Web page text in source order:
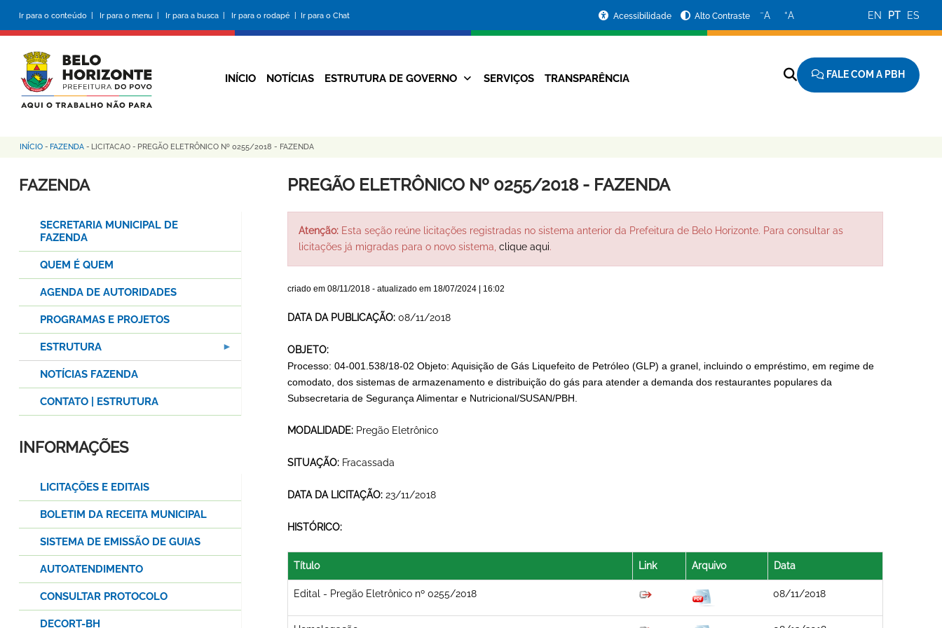
conteúdo
principal
Ir para o conteúdo | Ir para o menu | Ir para a busca | Ir para o rodapé | Ir para o Chat
da
Prefeitura
Acessibilidade Alto Contraste −A +A EN PT ES
Navegação
INÍCIO NOTÍCIAS ESTRUTURA DE GOVERNO SERVIÇOS TRANSPARÊNCIA FALE COM A PBH
Trilha
de
INÍCIO - FAZENDA - LICITACAO - PREGÃO ELETRÔNICO Nº 0255/2018 - FAZENDA
PREGÃO ELETRÔNICO Nº 0255/2018 - FAZENDA
Atenção:Esta seção reúne licitações registradas no sistema anterior da Prefeitura de Belo Horizonte. Para consultar as
licitações já migradas para o novo sistema, clique aqui.
criado em 08/11/2018- atualizado em 18/07/2024 | 16:02
DATA DA PUBLICAÇÃO: 08/11/2018
OBJETO:
Processo: 04-001.538/18-02 Objeto: Aquisição de Gás Liquefeito de Petróleo (GLP) a granel, incluindo o empréstimo, em regime de
comodato, dos sistemas de armazenamento e distribuição do gás para atender a demanda dos restaurantes populares da
Subsecretaria de Segurança Alimentar e Nutricional/SUSAN/PBH.
MODALIDADE: Pregão Eletrônico
SITUAÇÃO: Fracassada
DATA DA LICITAÇÃO: 23/11/2018
HISTÓRICO:
Título Link Arquivo Data
Edital - Pregão Eletrônico nº 0255/2018 08/11/2018
FAZENDA
SECRETARIA MUNICIPAL DE
FAZENDA
QUEM É QUEM
AGENDA DE AUTORIDADES
PROGRAMAS E PROJETOS
ESTRUTURA
NOTÍCIAS FAZENDA
CONTATO | ESTRUTURA
INFORMAÇÕES
LICITAÇÕES E EDITAIS
BOLETIM DA RECEITA MUNICIPAL
SISTEMA DE EMISSÃO DE GUIAS
AUTOATENDIMENTO
CONSULTAR PROTOCOLO
DECORT-BH